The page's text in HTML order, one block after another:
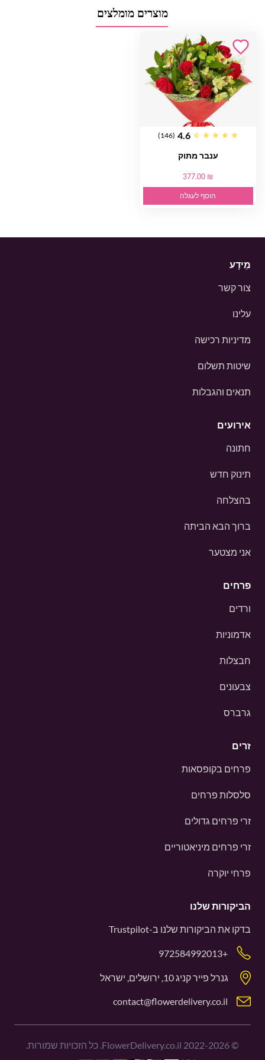
מוצרים מומלצים
4.6
(146)
ענבר מתוק
377.00 ₪
הוסף לעגלה
מֵידָע
צור קשר
עלינו
מדיניות רכישה
שיטות תשלום
תנאים והגבלות
אירועים
חתונה
תינוק חדש
בהצלחה
ברוך הבא הביתה
אני מצטער
פרחים
ורדים
אדמוניות
חבצלות
צבעונים
גרברס
זרים
פרחים בקופסאות
סלסלות פרחים
זרי פרחים גדולים
זרי פרחים מיניאטוריים
פרחי יוקרה
הביקורות שלנו
בדקו את הביקורות שלנו ב-Trustpilot
+972584992013
גנרל פייר קניג 10, ירושלים, ישראל
contact@flowerdelivery.co.il
©
2022-2026